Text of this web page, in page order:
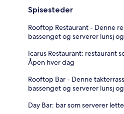
Spisesteder
Rooftop Restaurant - Denne
bassenget og serverer lunsj
Icarus Restaurant: restaurant
Åpen hver dag
Rooftop Bar - Denne
bassenget og serverer lunsj
Day Bar: bar som serverer